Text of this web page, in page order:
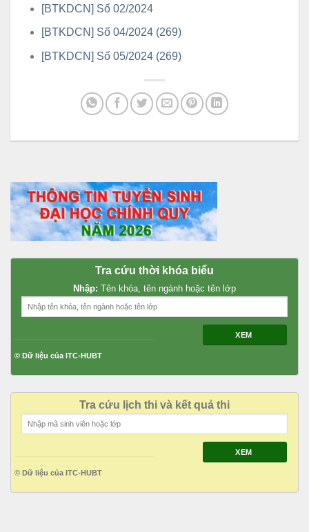
[BTKDCN] Số 02/2024
[BTKDCN] Số 04/2024 (269)
[BTKDCN] Số 05/2024 (269)
Tra cứu thời khóa biểu
Nhập: Tên khóa, tên ngành hoặc tên lớp
XEM
© Dữ liệu của ITC-HUBT
Tra cứu lịch thi và kết quả thi
XEM
© Dữ liệu của ITC-HUBT